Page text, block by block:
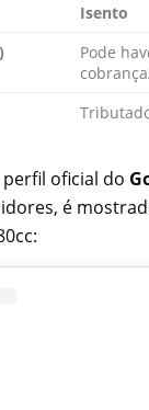
Isento
Pode
oficial do
é